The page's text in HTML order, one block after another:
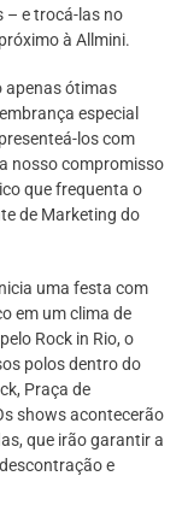
– e trocá-las no
à Allmini.
apenas ótimas
especial
los com
nosso compromisso
que frequenta o
de Marketing do
uma festa com
em um clima de
Rock in Rio, o
polos dentro do
Praça de
shows acontecerão
que irão garantir a
e